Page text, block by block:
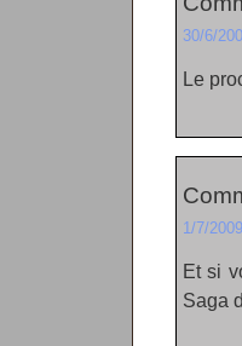
30/6/
Le
1/7/
Et si
Saga